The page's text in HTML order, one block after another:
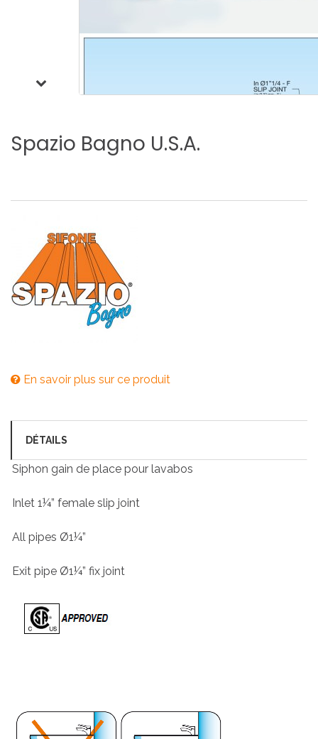
Spazio Bagno U.S.A.
En savoir plus sur ce produit
DÉTAILS
Siphon gain de place pour lavabos
Inlet 1¼” female slip joint
All pipes Ø1¼”
Exit pipe Ø1¼” fix joint